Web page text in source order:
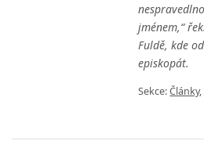
jménem,“
Fuldě, kde
episkopát.
Sekce:Články,